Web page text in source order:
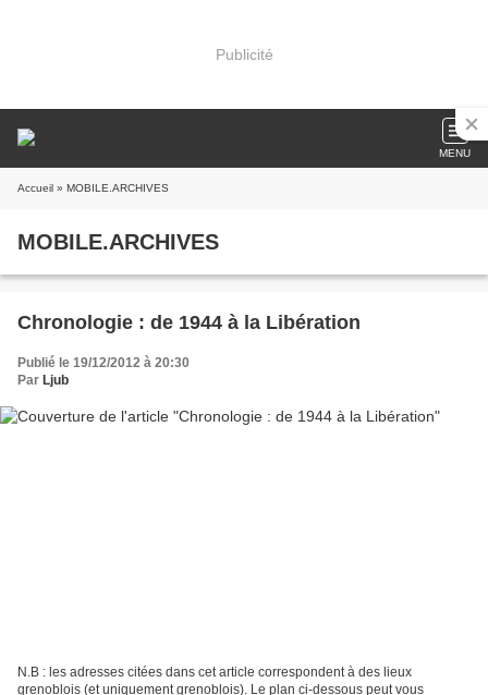
Publicité
MENU
Accueil » MOBILE.ARCHIVES
MOBILE.ARCHIVES
Chronologie : de 1944 à la Libération
Publié le 19/12/2012 à 20:30
Par Ljub
N.B : les adresses citées dans cet article correspondent à des lieux
grenoblois (et uniquement grenoblois). Le plan ci-dessous peut vous